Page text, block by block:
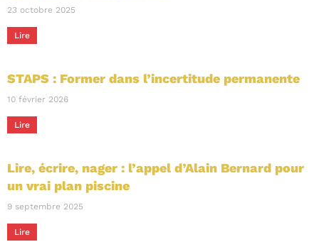
23 octobre 2025
Lire
STAPS : Former dans l’incertitude permanente
10 février 2026
Lire
Lire, écrire, nager : l’appel d’Alain Bernard pour
un vrai plan piscine
9 septembre 2025
Lire